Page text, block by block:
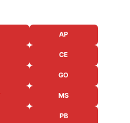
AP
CE
GO
MS
PB